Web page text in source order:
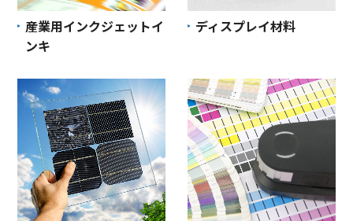
産業用インクジェットイ
ンキ
ディスプレイ材料